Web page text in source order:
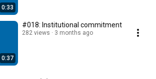
0:33
0:37
#018: Institutional commitment
282 views 3 months ago